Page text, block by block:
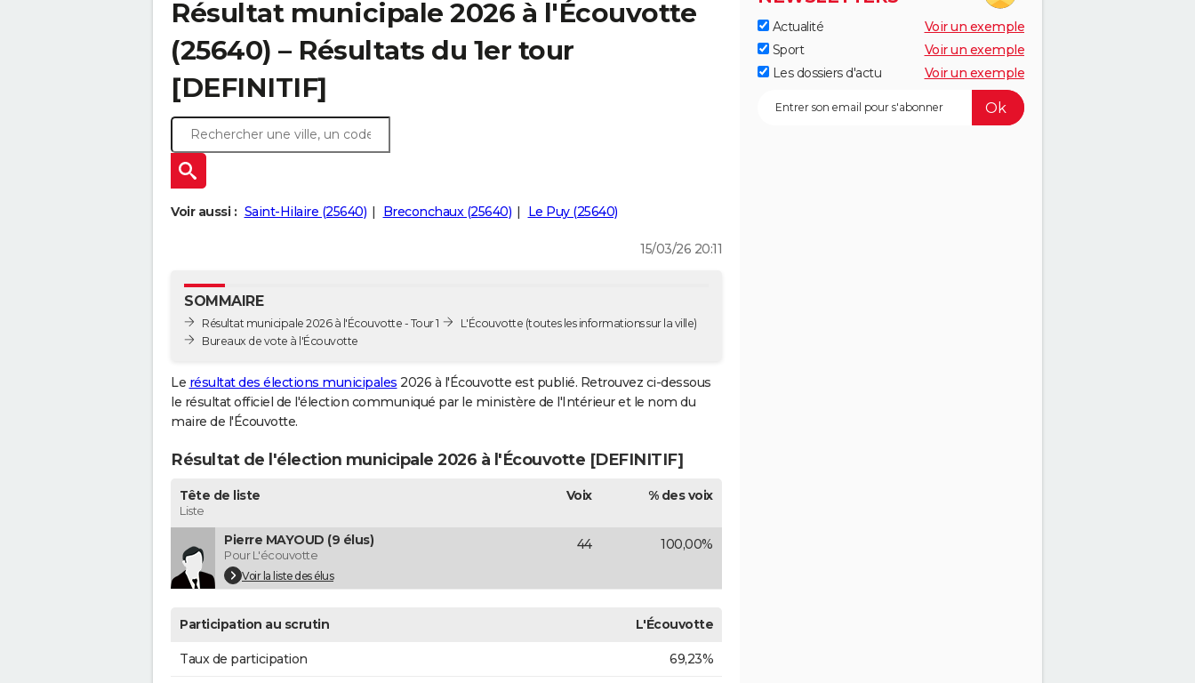
Résultat municipale 2026 à l'Écouvotte
(25640) – Résultats du 1er tour
[DEFINITIF]
Voir aussi : Saint-Hilaire (25640) Breconchaux (25640) Le Puy (25640)
15/03/26 20:11
SOMMAIRE
Résultat municipale 2026 à l'Écouvotte - Tour 1
Bureaux de vote à l'Écouvotte
L'Écouvotte (toutes les informations sur la ville)
Le résultat des élections municipales 2026 à l'Écouvotte est publié. Retrouvez ci-dessous
le résultat officiel de l'élection communiqué par le ministère de l'Intérieur et le nom du
maire de l'Écouvotte.
Résultat de l'élection municipale 2026 à l'Écouvotte [DEFINITIF]
Tête de liste
Liste
Voix % des voix
Pierre MAYOUD (9 élus)
Pour L'écouvotte
Voir la liste des élus
44 100,00%
Participation au scrutin L'Écouvotte
Taux de participation 69,23%
Actualité
Voir un exemple
Sport
Voir un exemple
Les dossiers d'actu
Voir un exemple